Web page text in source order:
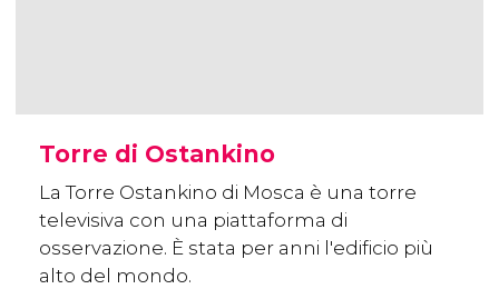
Torre di Ostankino
La Torre Ostankino di Mosca è una torre
televisiva con una piattaforma di
osservazione. È stata per anni l'edificio più
alto del mondo.